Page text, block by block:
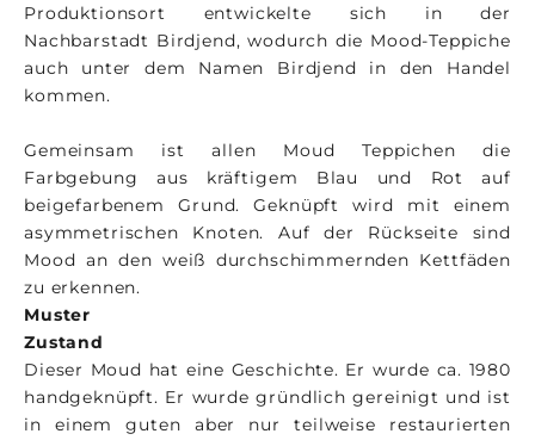
Produktionsort entwickelte sich in der
Nachbarstadt Birdjend, wodurch die Mood-Teppiche
auch unter dem Namen Birdjend in den Handel
kommen.
Gemeinsam ist allen Moud Teppichen die
Farbgebung aus kräftigem Blau und Rot auf
beigefarbenem Grund. Geknüpft wird mit einem
asymmetrischen Knoten. Auf der Rückseite sind
Mood an den weiß durchschimmernden Kettfäden
zu erkennen.
Muster
Zustand
Dieser Moud hat eine Geschichte. Er wurde ca. 1980
handgeknüpft. Er wurde gründlich gereinigt und ist
in einem guten aber nur teilweise restaurierten